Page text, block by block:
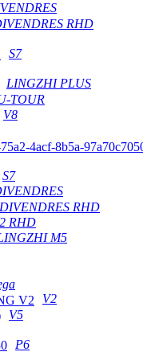
RHD
S7
LINGZHI PLUS
TOUR
V8
S7
DIVENDRES RHD
RHD
M5
V2
V5
P6